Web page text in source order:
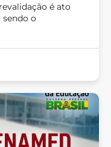
é ato
sendo o